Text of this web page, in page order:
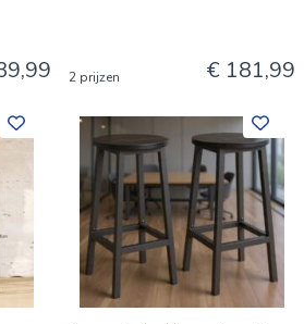
2 prijzen € 181,99